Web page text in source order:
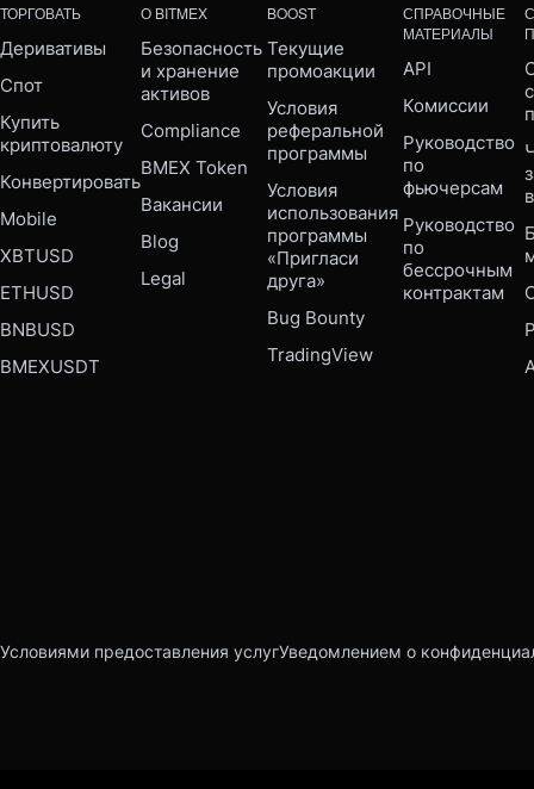
ТОРГОВАТЬ
Деривативы
Спот
Купить
криптовалюту
Конвертировать
Mobile
XBTUSD
ETHUSD
BNBUSD
BMEXUSDT
О BITMEX
Безопасность
и хранение
активов
Compliance
BMEX Token
Вакансии
Blog
Legal
BOOST
Текущие
промоакции
Условия
реферальной
программы
Условия
использования
программы
«Пригласи
друга»
Bug Bounty
TradingView
СПРАВОЧНЫЕ
МАТЕРИАЛЫ
API
Комиссии
Руководство
по
фьючерсам
Руководство
по
бессрочным
контрактам
Условиями предоставления услугУведомлением о